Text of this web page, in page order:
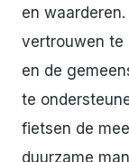
en
vertrouwen te
en de
te
fietsen de
duurzame